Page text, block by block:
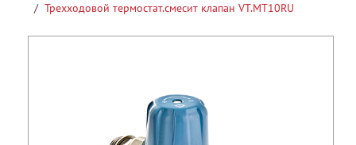
Трехходовой термостат.смесит клапан VT.MT10RU